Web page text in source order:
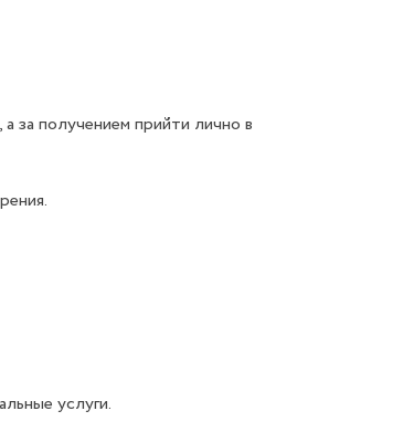
за получением прийти лично в
услуги.